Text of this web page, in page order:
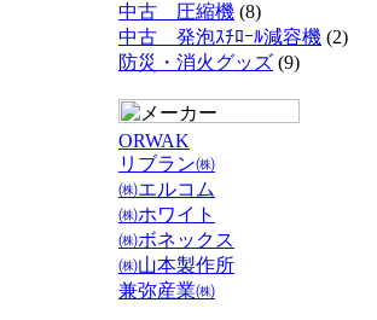
中古 圧縮機 (8)
中古 発泡ｽﾁﾛｰﾙ減容機 (2)
防災・消火グッズ (9)
ORWAK
リブラン㈱
㈱エルコム
㈱ホワイト
㈱ボネックス
㈱山本製作所
兼弥産業㈱